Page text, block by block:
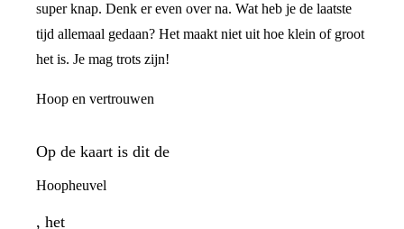
super knap. Denk er even over na. Wat heb je de laatste
tijd allemaal gedaan? Het maakt niet uit hoe klein of groot
het is. Je mag trots zijn!
Hoop en vertrouwen
Op de kaart is dit de
Hoopheuvel
, het